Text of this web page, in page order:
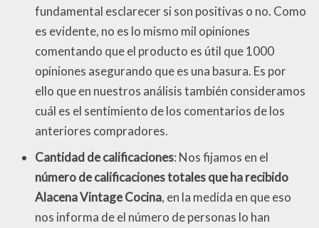
fundamental esclarecer si son positivas o no. Como
es evidente, no es lo mismo mil opiniones
comentando que el producto es útil que 1000
opiniones asegurando que es una basura. Es por
ello que en nuestros análisis también consideramos
cuál es el sentimiento de los comentarios de los
anteriores compradores.
Cantidad de calificaciones: Nos fijamos en el
número de calificaciones totales que ha recibido
Alacena Vintage Cocina, en la medida en que eso
nos informa de el número de personas lo han